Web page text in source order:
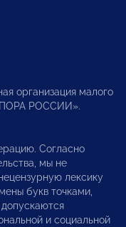
организация малого
РОССИИ».
Согласно
мы не
лексику
букв точками,
и социальной